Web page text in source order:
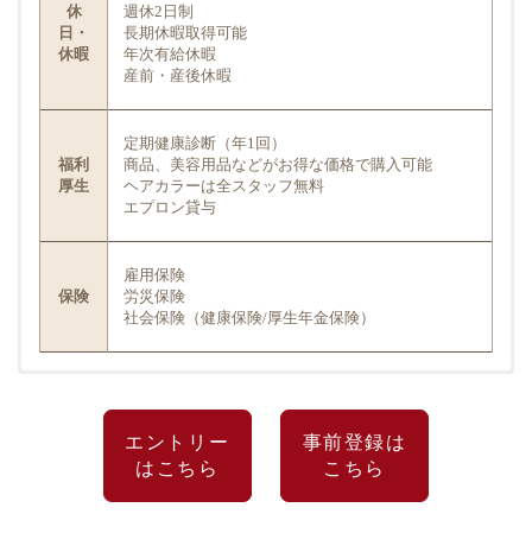
休
日・
休暇
週休2日制
長期休暇取得可能
年次有給休暇
産前・産後休暇
福利
厚生
定期健康診断（年1回）
商品、美容用品などがお得な価格で購入可能
ヘアカラーは全スタッフ無料
エプロン貸与
保険
雇用保険
労災保険
社会保険（健康保険/厚生年金保険）
①カウンセリング ②カラーリング ③シャンプ
エントリー
はこちら
事前登録は
こちら